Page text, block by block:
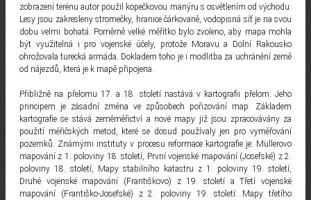
zobrazení terénu autor použil kopečkovou manýru s osvětlením od východu.
Lesy jsou zakresleny stromečky, hranice čárkovaně, vodopisná síť je na svou
dobu velmi bohatá. Poměrně velké měřítko bylo zvoleno, aby mapa mohla
být využitelná i pro vojenské účely, protože Moravu a Dolní Rakousko
ohrožovala turecká armáda. Dokladem toho je i modlitba za uchránění země
od nájezdů, která je k mapě připojena.
Přibližně na přelomu 17. a 18. století nastává v kartografii přelom. Jeho
principem je zásadní změna ve způsobech pořizování map. Základem
kartografie se stává zeměměřictví a nové mapy již jsou zpracovávány za
použití měřičských metod, které se dosud používaly jen pro vyměřování
pozemků. Známými instituty v procesu reformace kartografie je: Müllerovo
mapování z 1. poloviny 18. století, První vojenské mapování (Josefské) z 2.
poloviny 18. století, Mapy stabilního katastru z 1. poloviny 19. století,
Druhé vojenské mapování (Františkovo) z 19. století a Třetí vojenské
mapování (Františko-Josefské) z 2. poloviny 19. století. Mapy třetího